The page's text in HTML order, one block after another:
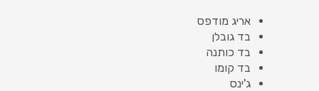
אריג מודפס
בד גובלן
בד כותנה
בד קומו
ג'ינס